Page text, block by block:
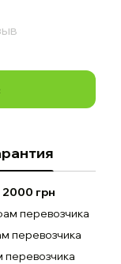
2000 грн
перевозчика
перевозчика